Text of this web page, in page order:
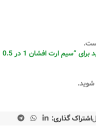
اولین نفری باشید که دیدگاهی را ارسال می کنید برای “سیم ارت افشان 1 در 0.5
شوید.
اشتراک گذاری: